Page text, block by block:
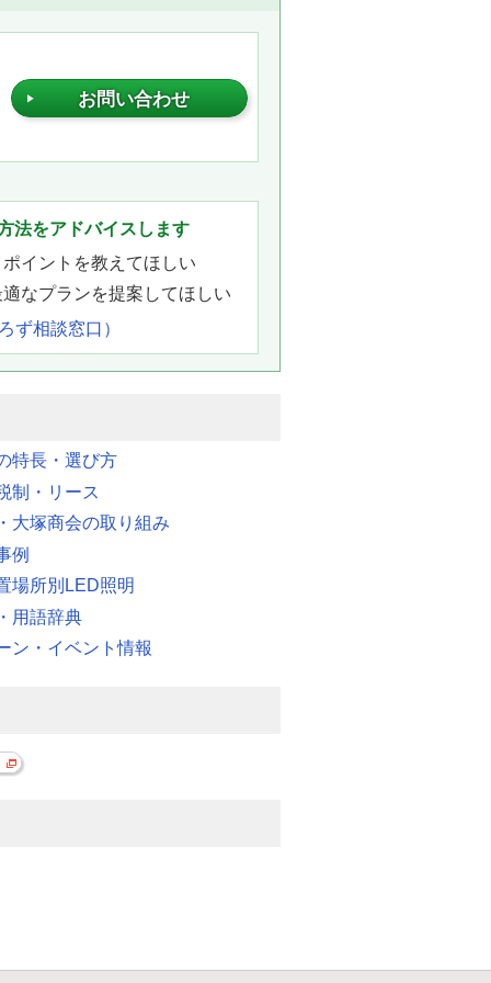
お問い合わせ
法をアドバイスします
イントを教えてほしい
なプランを提案してほしい
ず相談窓口）
特長・選び方
制・リース
大塚商会の取り組み
例
場所別LED照明
用語辞典
ン・イベント情報